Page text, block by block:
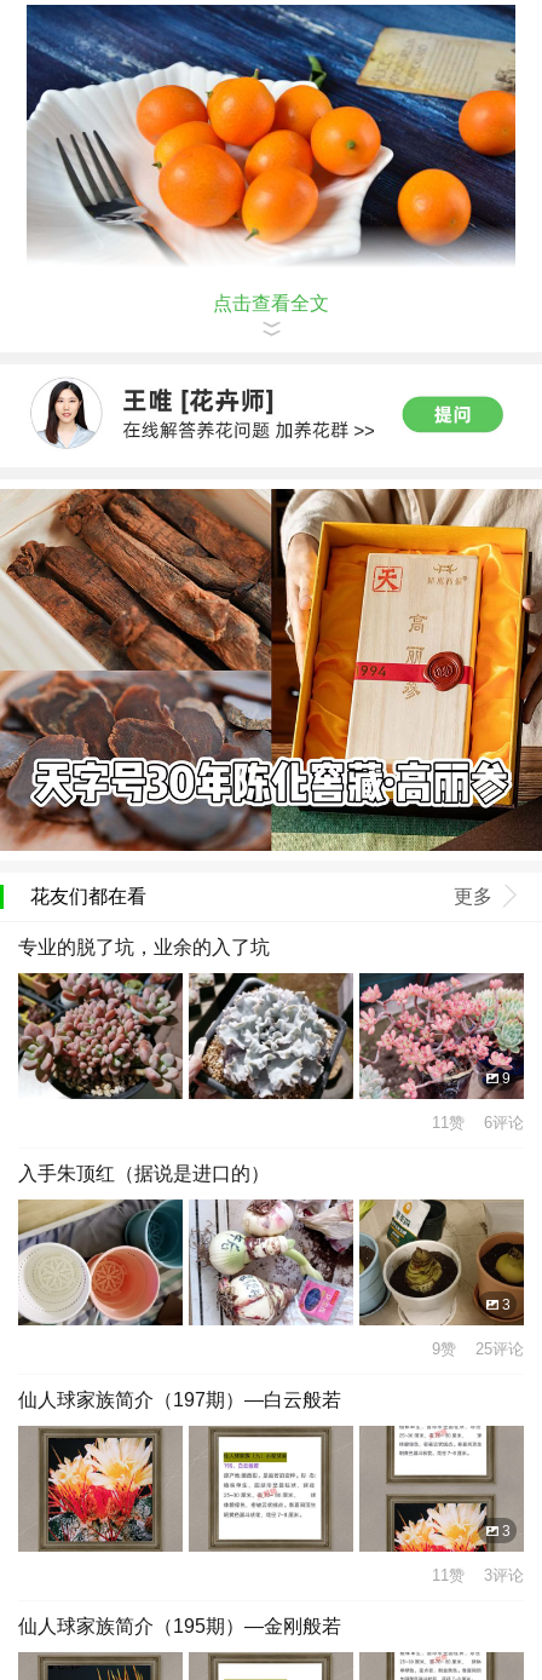
点击查看全文
花友们都在看 更多
专业的脱了坑，业余的入了坑
9
11赞 6评论
入手朱顶红（据说是进口的）
3
9赞 25评论
仙人球家族简介（197期）—白云般若
3
11赞 3评论
仙人球家族简介（195期）—金刚般若